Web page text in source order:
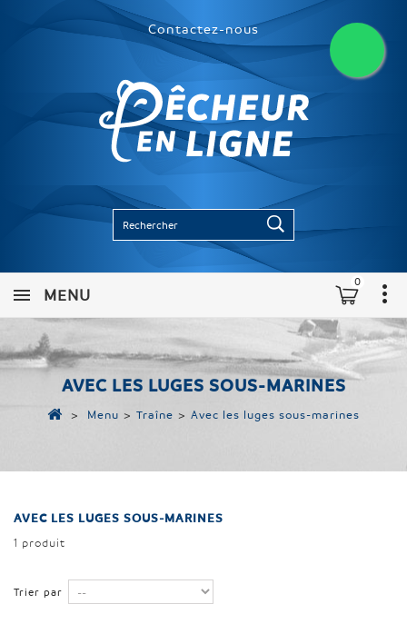
Contactez-nous
0
MENU
AVEC LES LUGES SOUS-MARINES
> Menu > Traîne > Avec les luges sous-marines
AVEC LES LUGES SOUS-MARINES
1 produit
Trier par